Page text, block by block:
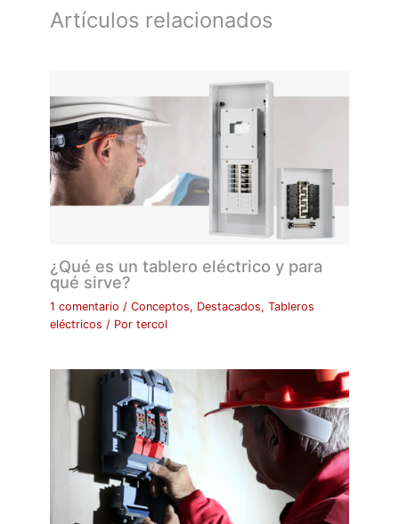
Artículos relacionados
¿Qué es un tablero eléctrico y para
qué sirve?
1 comentario /Conceptos, Destacados,Tableros
eléctricos / Portercol